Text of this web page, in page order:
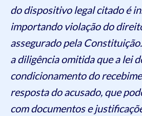
do dispositivo legal citado é
importando violação do
assegurado pela
a diligência omitida que a lei
condicionamento do
resposta do acusado, que
com documentos e